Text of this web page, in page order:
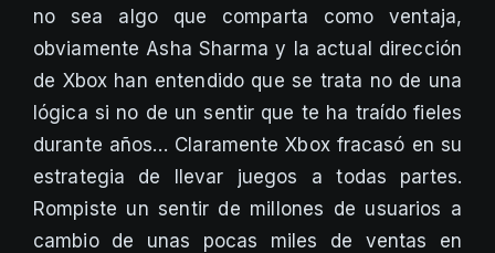
no sea algo que comparta como ventaja,
obviamente Asha Sharma y la actual dirección
de Xbox han entendido que se trata no de una
lógica si no de un sentir que te ha traído fieles
durante años… Claramente Xbox fracasó en su
estrategia de llevar juegos a todas partes.
Rompiste un sentir de millones de usuarios a
cambio de unas pocas miles de ventas en